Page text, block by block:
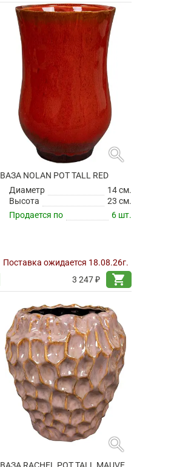
search
ВАЗА NOLAN POT TALL RED
Диаметр
14 см.
Высота
23 см.
Продается по
6 шт.
Поставка ожидается 18.08.26г.
3 247 ₽
shopping_cart
search